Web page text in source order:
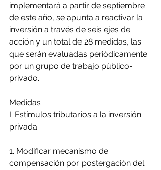
implementará a partir de septiembre
de este año, se apunta a reactivar la
inversión a través de seis ejes de
acción y un total de 28 medidas, las
que serán evaluadas periódicamente
por un grupo de trabajo público-
privado.
Medidas
I. Estímulos tributarios a la inversión
privada
1. Modificar mecanismo de
compensación por postergación del